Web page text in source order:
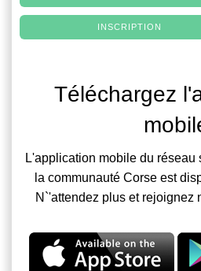
INSCRIPTION
Téléchargez
L'application mobile du
la communauté Corse est
N`'attendez plus et rejoignez